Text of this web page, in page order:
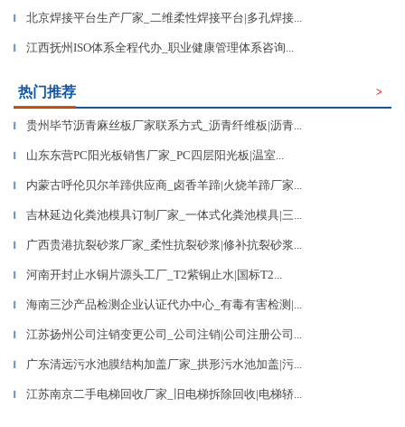
▎ 北京焊接平台生产厂家_二维柔性焊接平台|多孔焊接...
▎ 江西抚州ISO体系全程代办_职业健康管理体系咨询...
热门推荐 >
▎ 贵州毕节沥青麻丝板厂家联系方式_沥青纤维板|沥青...
▎ 山东东营PC阳光板销售厂家_PC四层阳光板|温室...
▎ 内蒙古呼伦贝尔羊蹄供应商_卤香羊蹄|火烧羊蹄厂家...
▎ 吉林延边化粪池模具订制厂家_一体式化粪池模具|三...
▎ 广西贵港抗裂砂浆厂家_柔性抗裂砂浆|修补抗裂砂浆...
▎ 河南开封止水铜片源头工厂_T2紫铜止水|国标T2...
▎ 海南三沙产品检测企业认证代办中心_有毒有害检测|...
▎ 江苏扬州公司注销变更公司_公司注销|公司注册公司...
▎ 广东清远污水池膜结构加盖厂家_拱形污水池加盖|污...
▎ 江苏南京二手电梯回收厂家_旧电梯拆除回收|电梯轿...